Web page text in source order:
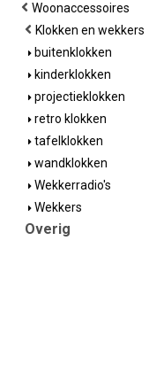
Woonaccessoires
Klokken en wekkers
buitenklokken
kinderklokken
projectieklokken
retro klokken
tafelklokken
wandklokken
Wekkerradio's
Wekkers
Overig